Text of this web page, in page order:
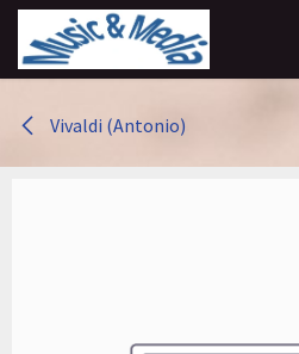
Overslaan naar inhoud
Vivaldi (Antonio)